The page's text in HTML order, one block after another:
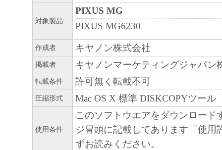
対象製品
PIXUS MG
PIXUS MG6230
作成者 キヤノン株式会社
掲載者 キヤノンマーケティングジャパン
転載条件 許可無く転載不可
圧縮形式 Mac OS X 標準 DISKCOPYツール
使用条件
このソフトウエアをダウンロード
ジ冒頭に記載してあります「使用
ずお読みください。